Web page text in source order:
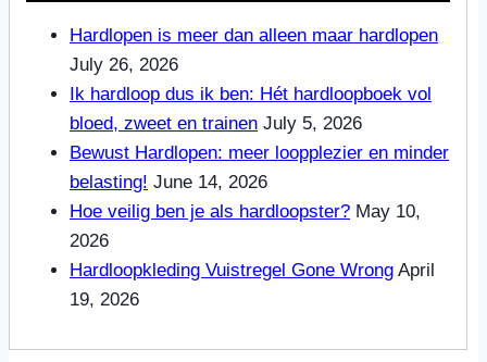
Hardlopen is meer dan alleen maar hardlopen
July 26, 2026
Ik hardloop dus ik ben: Hét hardloopboek vol
bloed, zweet en trainen July 5, 2026
Bewust Hardlopen: meer loopplezier en minder
belasting! June 14, 2026
Hoe veilig ben je als hardloopster? May 10,
2026
Hardloopkleding Vuistregel Gone Wrong April
19, 2026